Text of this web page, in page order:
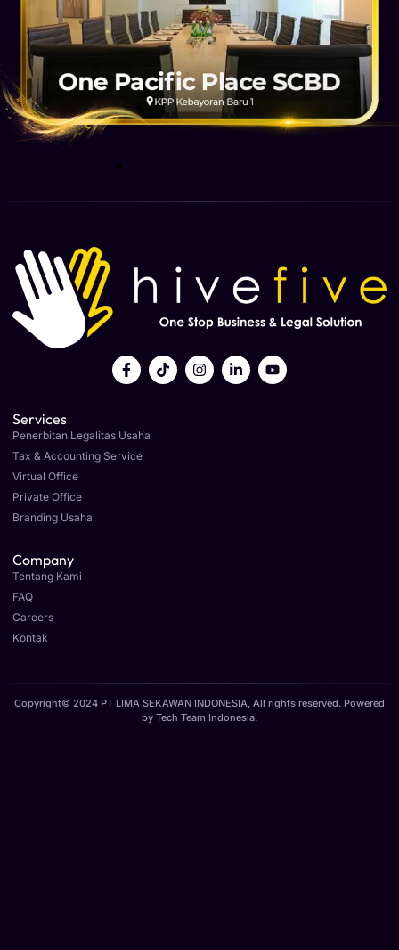
Services
Penerbitan Legalitas Usaha
Tax & Accounting Service
Virtual Office
Private Office
Branding Usaha
Company
Tentang Kami
FAQ
Careers
Kontak
Copyright© 2024 PT LIMA SEKAWAN INDONESIA, All rights reserved. Powered
by Tech Team Indonesia.